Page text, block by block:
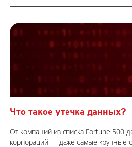
Что такое утечка данных?
От компаний из списка Fortune 500
корпораций — даже самые крупные